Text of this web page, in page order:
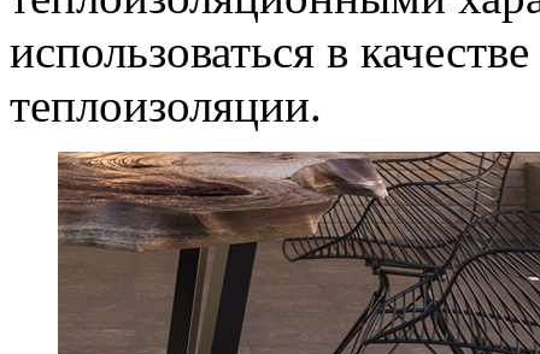
использоваться в
теплоизоляции.